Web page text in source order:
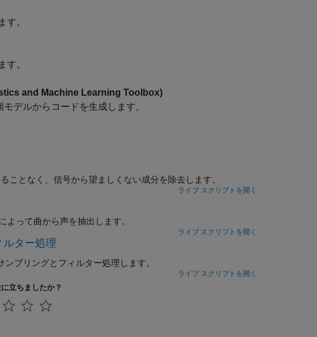
す。
す。
and Machine Learning Toolbox)
モデルからコードを生成します。
ことなく、信号から望ましくない成分を除去します。
ライブ スクリプトを開く
よって曲から声を抽出します。
ライブ スクリプトを開く
ター処理
プリングとフィルター処理します。
ライブ スクリプトを開く
立ちましたか？